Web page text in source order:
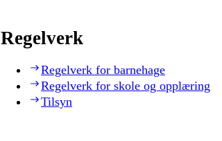
Regelverk
Regelverk for barnehage
Regelverk for skole og opplæring
Tilsyn